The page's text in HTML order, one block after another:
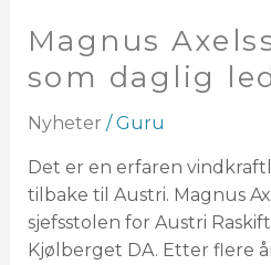
Magnus
som daglig
Nyheter /Guru
Det er en erfaren
tilbake til Austri. Magnus
sjefsstolen for Austri
Kjølberget DA. Etter flere